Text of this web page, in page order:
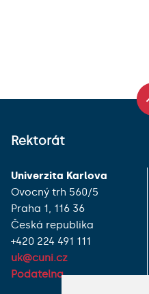
Rektorát
Univerzita Karlova
Ovocný trh 560/5
Praha 1, 116 36
Česká republika
+420 224 491 111
uk@cuni.cz
Podatelna